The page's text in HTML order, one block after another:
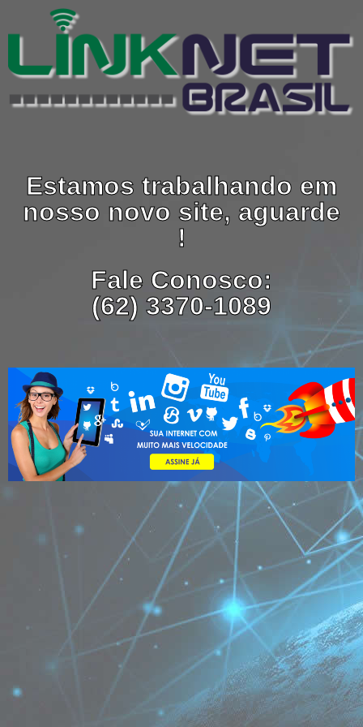
Estamos trabalhando em
nosso novo site, aguarde
!
Fale Conosco:
(62) 3370-1089